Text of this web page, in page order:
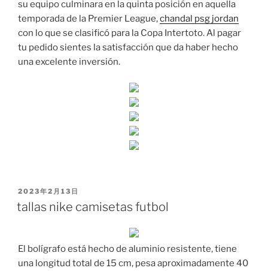
su equipo culminara en la quinta posición en aquella
temporada de la Premier League,chandal psg jordan
con lo que se clasificó para la Copa Intertoto. Al pagar
tu pedido sientes la satisfacción que da haber hecho
una excelente inversión.
PUBLICADO
EL
2023年2月13日
tallas nike camisetas futbol
El bolígrafo está hecho de aluminio resistente, tiene
una longitud total de 15 cm, pesa aproximadamente 40